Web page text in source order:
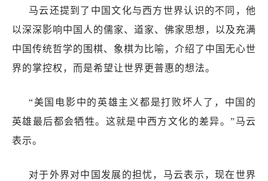
马云还提到了中国文化与西方世界认识的不同，他
以深深影响中国人的儒家、道家、佛家思想，以及充满
中国传统哲学的围棋、象棋为比喻，介绍了中国无心世
界的掌控权，而是希望让世界更普惠的想法。
“美国电影中的英雄主义都是打败坏人了，中国的
英雄最后都会牺牲。这就是中西方文化的差异。”马云
表示。
对于外界对中国发展的担忧，马云表示，现在世界